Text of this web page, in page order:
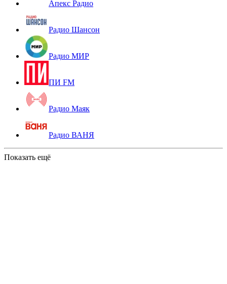
Апекс Радио
Радио Шансон
Радио МИР
ПИ FM
Радио Маяк
Радио ВАНЯ
Показать ещё